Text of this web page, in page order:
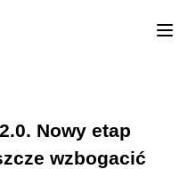
Nowy etap
wzbogacić